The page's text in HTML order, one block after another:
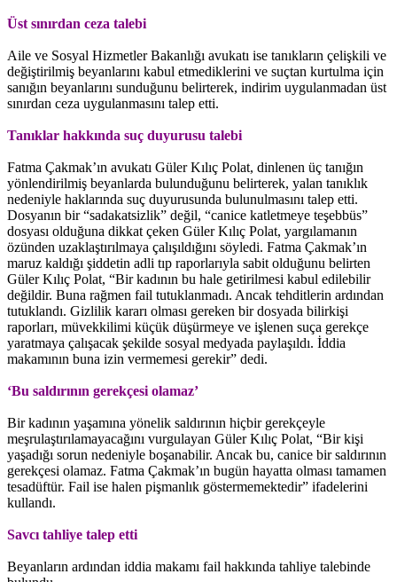
Üst sınırdan ceza talebi
Aile ve Sosyal Hizmetler Bakanlığı avukatı ise tanıkların çelişkili ve
değiştirilmiş beyanlarını kabul etmediklerini ve suçtan kurtulma için
sanığın beyanlarını sunduğunu belirterek, indirim uygulanmadan üst
sınırdan ceza uygulanmasını talep etti.
Tanıklar hakkında suç duyurusu talebi
Fatma Çakmak’ın avukatı Güler Kılıç Polat, dinlenen üç tanığın
yönlendirilmiş beyanlarda bulunduğunu belirterek, yalan tanıklık
nedeniyle haklarında suç duyurusunda bulunulmasını talep etti.
Dosyanın bir “sadakatsizlik” değil, “canice katletmeye teşebbüs”
dosyası olduğuna dikkat çeken Güler Kılıç Polat, yargılamanın
özünden uzaklaştırılmaya çalışıldığını söyledi. Fatma Çakmak’ın
maruz kaldığı şiddetin adli tıp raporlarıyla sabit olduğunu belirten
Güler Kılıç Polat, “Bir kadının bu hale getirilmesi kabul edilebilir
değildir. Buna rağmen fail tutuklanmadı. Ancak tehditlerin ardından
tutuklandı. Gizlilik kararı olması gereken bir dosyada bilirkişi
raporları, müvekkilimi küçük düşürmeye ve işlenen suça gerekçe
yaratmaya çalışacak şekilde sosyal medyada paylaşıldı. İddia
makamının buna izin vermemesi gerekir” dedi.
‘Bu saldırının gerekçesi olamaz’
Bir kadının yaşamına yönelik saldırının hiçbir gerekçeyle
meşrulaştırılamayacağını vurgulayan Güler Kılıç Polat, “Bir kişi
yaşadığı sorun nedeniyle boşanabilir. Ancak bu, canice bir saldırının
gerekçesi olamaz. Fatma Çakmak’ın bugün hayatta olması tamamen
tesadüftür. Fail ise halen pişmanlık göstermemektedir” ifadelerini
kullandı.
Savcı tahliye talep etti
Beyanların ardından iddia makamı fail hakkında tahliye talebinde